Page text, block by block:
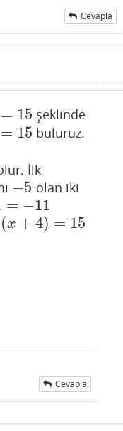
Cevapla
= 15 şeklinde
= 15 buluruz.
İlk
−5
−5
olan iki
= −11
(x + 4) = 15
Cevapla